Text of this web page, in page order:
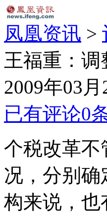
凤凰资讯 >
王福重：
2009年03
已有评论0
个税改革不
况，分别
构来说，也